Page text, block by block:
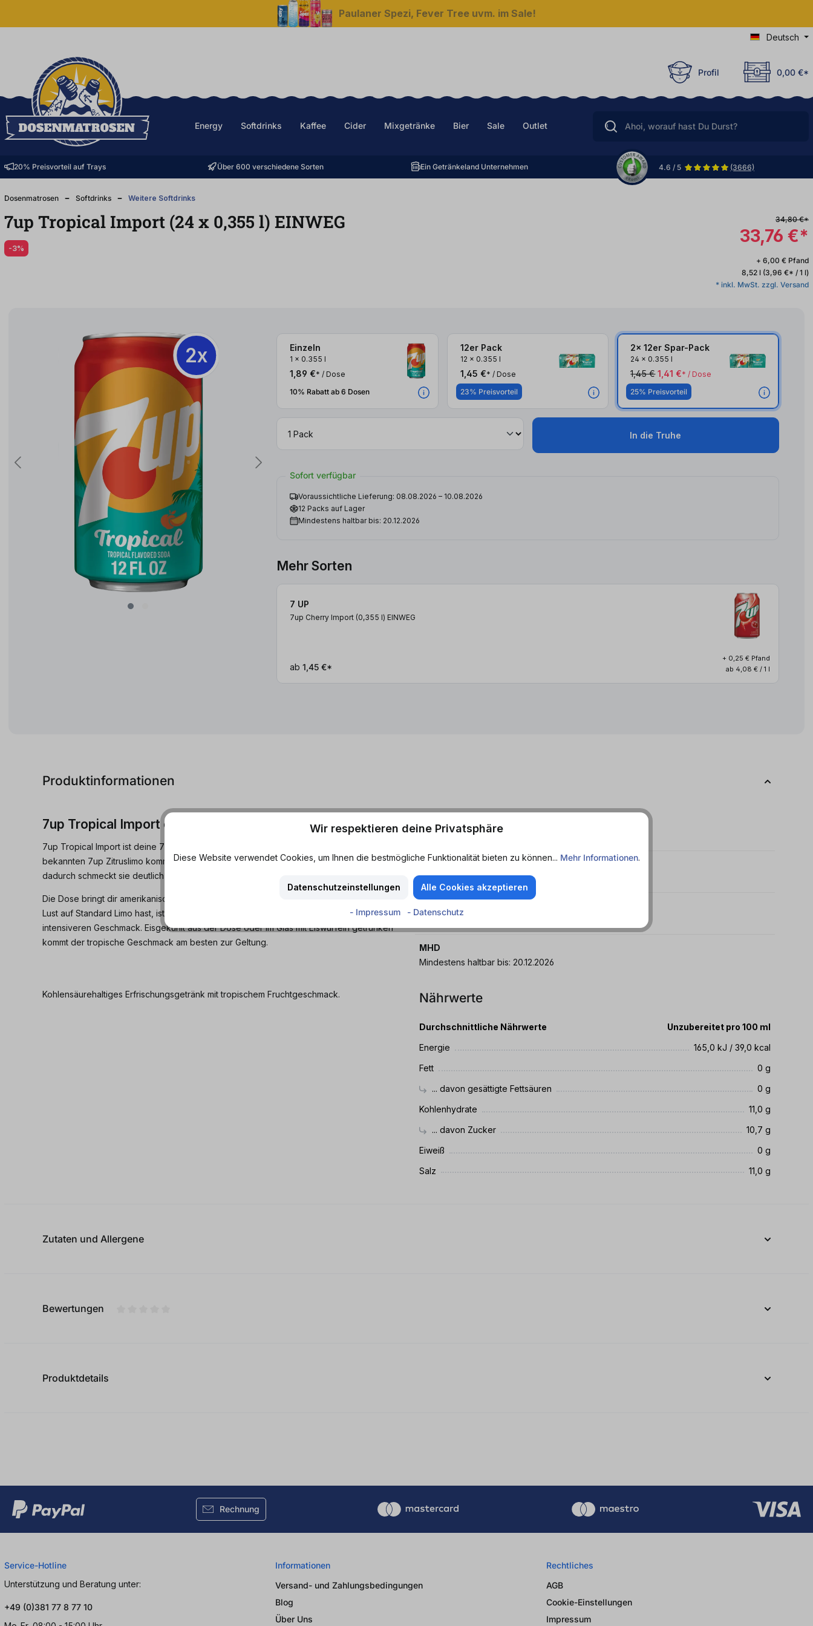
Paulaner Spezi, Fever Tree uvm. im Sale!
Deutsch
Profil 0,00 €*
Energy Softdrinks Kaffee Cider Mixgetränke Bier Sale Outlet
20% Preisvorteil auf Trays Über 600 verschiedene Sorten Ein Getränkeland Unternehmen 4.6 / 5 (3666)
Dosenmatrosen Softdrinks Weitere Softdrinks
7up Tropical Import (24 x 0,355 l) EINWEG
-3%
34,80 €*
33,76 €*
+ 6,00 € Pfand
8,52 l (3,96 €* / 1 l)
* inkl. MwSt. zzgl. Versand
2x 2x
Einzeln
1 x 0.355 l
1,89 €* / Dose
10% Rabatt ab 6 Dosen
12er Pack
12 x 0.355 l
1,45 €* / Dose
23% Preisvorteil
2x 12er Spar-Pack
24 x 0.355 l
1,45 € 1,41 €* / Dose
25% Preisvorteil
In die Truhe
Sofort verfügbar
Voraussichtliche Lieferung: 08.08.2026 – 10.08.2026
12 Packs auf Lager
Mindestens haltbar bis: 20.12.2026
Mehr Sorten
7 UP
7up Cherry Import (0,355 l) EINWEG
ab 1,45 €*
+ 0,25 € Pfand
ab 4,08 € / 1 l
Produktinformationen
7up Tropical Import online kaufen bei dosenmatrosen.de
7up Tropical Import ist deine 7up Limo mit tropischem Fruchtkick aus den USA. Zur
bekannten 7up Zitruslimo kommen Mango, Ananas und weitere Tropenfrüchte dazu,
dadurch schmeckt sie deutlich fruchtiger und intensiver als die klassische Variante.
Die Dose bringt dir amerikanisches Softdrink-Feeling direkt nach Hause. Wenn du keine
Lust auf Standard Limo hast, ist 7up Tropical Import eine gute Wahl für einen
intensiveren Geschmack. Eisgekühlt aus der Dose oder im Glas mit Eiswürfeln getrunken
kommt der tropische Geschmack am besten zur Geltung.
Kohlensäurehaltiges Erfrischungsgetränk mit tropischem Fruchtgeschmack.
Geschmack
Mango - Zitrone
Merkmale
Erfrischend - Fruchtig - Spritzig - Süß
MHD
Mindestens haltbar bis: 20.12.2026
Nährwerte
Durchschnittliche Nährwerte
Unzubereitet pro 100 ml
Energie
165,0 kJ / 39,0 kcal
Fett
0 g
... davon gesättigte Fettsäuren
0 g
Kohlenhydrate
11,0 g
... davon Zucker
10,7 g
Eiweiß
0 g
Salz
11,0 g
Zutaten und Allergene
Bewertungen
Produktdetails
Rechnung
Service-Hotline
Unterstützung und Beratung unter:
+49 (0)381 77 8 77 10
Informationen
Versand- und Zahlungsbedingungen
Blog
Über Uns
Rechtliches
AGB
Cookie-Einstellungen
Impressum
Wir respektieren deine Privatsphäre
Diese Website verwendet Cookies, um Ihnen die bestmögliche Funktionalität bieten zu können... Mehr Informationen.
Datenschutzeinstellungen Alle Cookies akzeptieren
- Impressum - Datenschutz